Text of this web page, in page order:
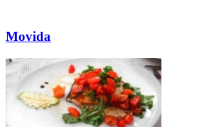
Movida